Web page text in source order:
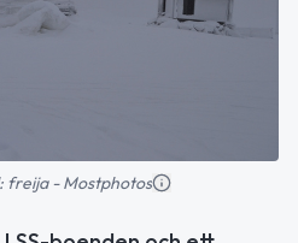
freija - Mostphotos